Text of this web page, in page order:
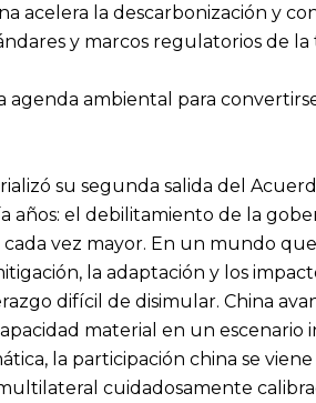
acelera la descarbonización y
y marcos regulatorios de la
agenda ambiental para
su segunda salida del
años: el debilitamiento de la
vez mayor. En un mundo
la adaptación y los
difícil de disimular. China
material en un
la participación china se
cuidadosamente